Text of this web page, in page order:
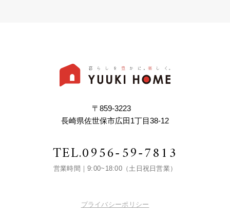
〒859-3223
長崎県佐世保市広田1丁目38-12
TEL.0956-59-7813
営業時間｜9:00~18:00（土日祝日営業）
プライバシーポリシー